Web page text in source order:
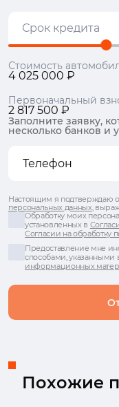
Срок кредита
Стоимость
4 025 000 ₽
Первоначальный
2 817 500 ₽
Заполните заявку,
несколько банков и
Настоящим я подтверждаю
персональных данных,
Обработку моих
установленных в
Согласии на обработку
Предоставление мне
способами, указанными
информационных
Похожие